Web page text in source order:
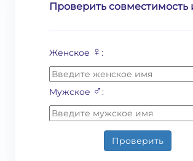
Проверить совместимость
Женское ♀ :
Мужское ♂:
Проверить